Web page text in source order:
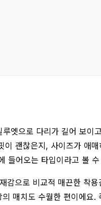
으로 다리가 길어 보이
괜찮은지, 사이즈가 애
들어오는 타입이라고 볼
감으로 비교적 매끈한
매치도 수월한 편이에요